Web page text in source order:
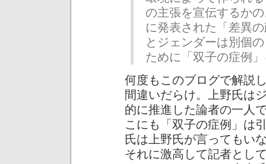
の主張を宣伝するか
に発表された「差異
とジェンダーは別個
ために「双子の症例
何度もこのブログで解説
間違いだらけ。上野氏は
的に推進した論者の一人
こにも「双子の症例」は
氏は上野氏が言ってもい
それに激高して記者とし